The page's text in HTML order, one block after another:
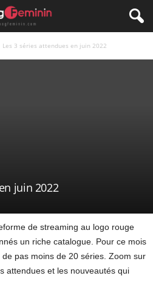
Les 3 séries attendues en juin 2022
juin 2022
de streaming au logo rouge
un riche catalogue. Pour ce mois
pas moins de 20 séries. Zoom sur
attendues et les nouveautés qui